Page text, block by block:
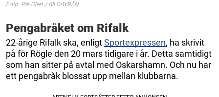
Foto: Pär Olert / BILDBYRÅN
Pengabråket om Rifalk
22-årige Rifalk ska, enligtSportexpressen, ha skrivit
på för Rögle den 20 mars tidigare i år. Detta samtidigt
som han sitter på avtal med Oskarshamn. Och nu har
ett pengabråk blossat upp mellan klubbarna.